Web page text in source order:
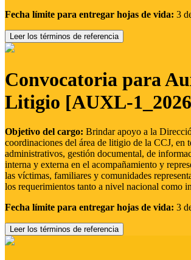
Fecha límite para entregar hojas de vida: 3
Leer los términos de referencia
Convocatoria para
Litigio [AUXL-
Objetivo del cargo: Brindar apoyo a la
coordinaciones del área de litigio de la CCJ, en
administrativos, gestión documental, de
interna y externa en el acompañamiento y
las víctimas, familiares y comunidades
los requerimientos tanto a nivel nacional como
Fecha límite para entregar hojas de vida: 3
Leer los términos de referencia